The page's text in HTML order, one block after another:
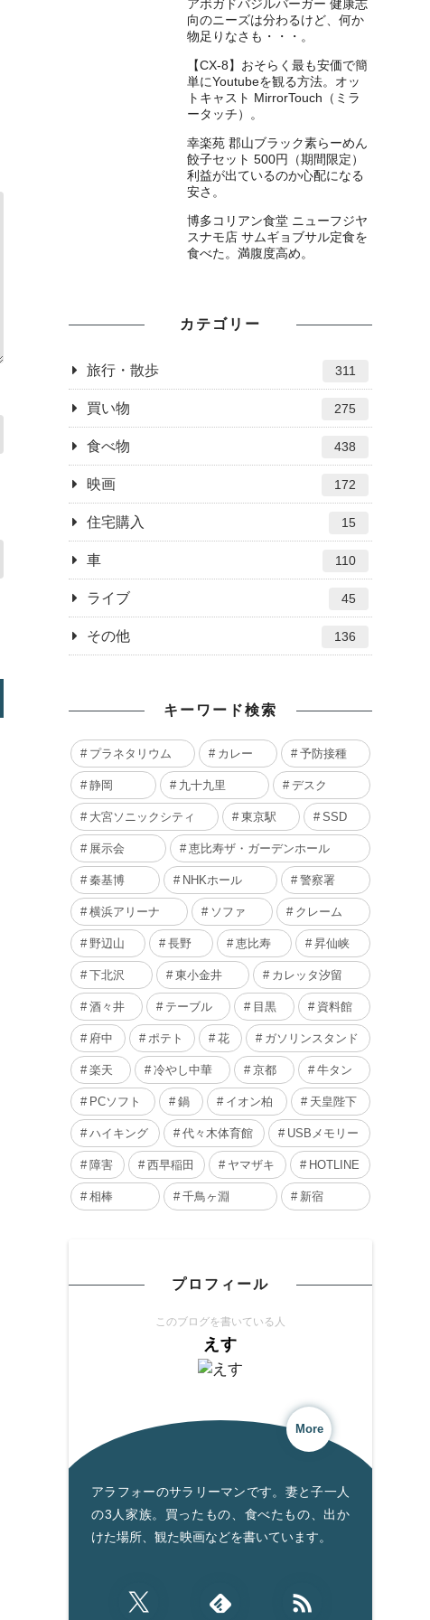
アボガドバジルバーガー 健康志
向のニーズは分わるけど、何か
物足りなさも・・・。
【CX-8】おそらく最も安価で簡
単にYoutubeを観る方法。オッ
トキャスト MirrorTouch（ミラ
ータッチ）。
幸楽苑 郡山ブラック素らーめん
餃子セット 500円（期間限定）
利益が出ているのか心配になる
安さ。
博多コリアン食堂 ニューフジヤ
スナモ店 サムギョブサル定食を
食べた。満腹度高め。
カテゴリー
旅行・散歩 311
買い物 275
食べ物 438
映画 172
住宅購入 15
車 110
ライブ 45
その他 136
キーワード検索
プラネタリウム カレー 予防接種
静岡 九十九里 デスク
大宮ソニックシティ 東京駅 SSD
展示会 恵比寿ザ・ガーデンホール
秦基博 NHKホール 警察署
横浜アリーナ ソファ クレーム
野辺山 長野 恵比寿 昇仙峡
下北沢 東小金井 カレッタ汐留
酒々井 テーブル 目黒 資料館
府中 ポテト 花 ガソリンスタンド
楽天 冷やし中華 京都 牛タン
PCソフト 鍋 イオン柏 天皇陛下
ハイキング 代々木体育館 USBメモリー
障害 西早稲田 ヤマザキ HOTLINE
相棒 千鳥ヶ淵 新宿
プロフィール
このブログを書いている人
えす
More
アラフォーのサラリーマンです。妻と子一人
の3人家族。買ったもの、食べたもの、出か
けた場所、観た映画などを書いています。